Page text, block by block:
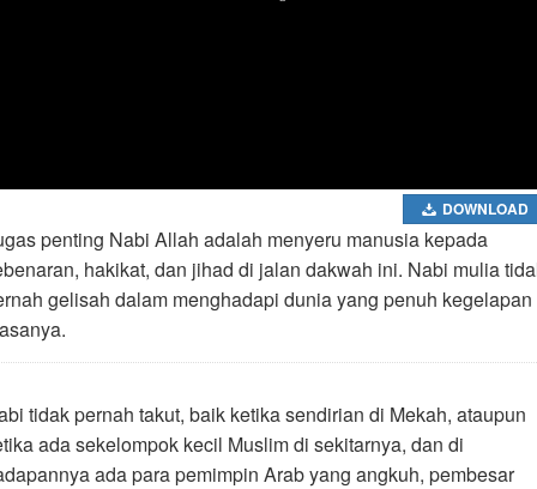
DOWNLOAD
penting Nabi Allah adalah menyeru manusia kepada
hakikat, dan jihad di jalan dakwah ini. Nabi mulia
gelisah dalam menghadapi dunia yang penuh
tidak pernah takut, baik ketika sendirian di Mekah, ataupun
ada sekelompok kecil Muslim di sekitarnya, dan di
ada para pemimpin Arab yang angkuh, pembesar